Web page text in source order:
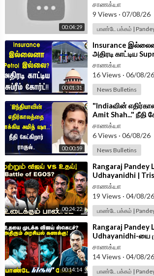
Follow Chanakyaa on Instagram -https://
chanakyaa_tv/?hl=en
Follow Chanakyaa on arattai -https://
Android App -https://play.google.com/store/
com.
00:04:29
Nainar
Wilson
சாணக்யா
9 Views · 07/08/26
பாண்டே பக்கம் |
00:01:31
⁣Insurance
அதிரடி காட்டிய
Delhi
சாணக்யா
16 Views · 06/08/26
News Bulletins
00:00:59
⁣"Indiaவின்
Amit Shah..." நீதி
BJP | Congress
சாணக்யா
6 Views · 06/08/26
News Bulletins
00:24:22
⁣Rangaraj Pandey
Udhayanidhi |
Stalin | Police |
சாணக்யா
19 Views · 04/08/26
பாண்டே பக்கம் |
00:14:14
⁣Rangaraj Pandey
Udhayanidhi-யை
Sketch? | Vijay |
| TN Govt
சாணக்யா
14 Views · 04/08/26
பாண்டே பக்கம் |